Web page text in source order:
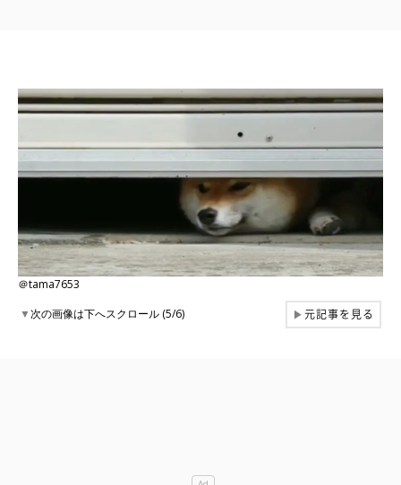
＠tama7653
▼次の画像は下へスクロール (5/6) ▶元記事を見る